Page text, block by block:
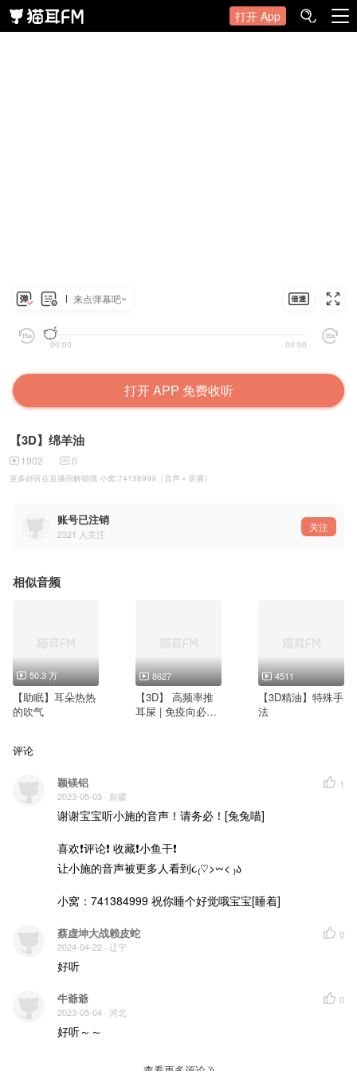
打开 App
来点弹幕吧~
00:00 00:00
打开 APP 免费收听
【3D】绵羊油
1902 0
更多好听在直播间解锁哦 小窝:74138999（音声＋录播）
账号已注销
2321 人关注
关注
相似音频
50.3 万
【助眠】耳朵热热
的吹气
8627
【3D】 高频率推
耳屎 | 免疫向必备
4511
【3D精油】特殊手
法
评论
颖镁铝
2023-05-03 · 新疆
1
谢谢宝宝听小施的音声！请务必！[兔兔喵]
喜欢❗评论❗ 收藏❗小鱼干❗
让小施的音声被更多人看到૮₍♡>𖥦< ₎ა
小窝：741384999 祝你睡个好觉哦宝宝[睡着]
蔡虚坤大战赖皮蛇
2024-04-22 · 辽宁
0
好听
牛爺爺
2023-05-04 · 河北
0
好听～～